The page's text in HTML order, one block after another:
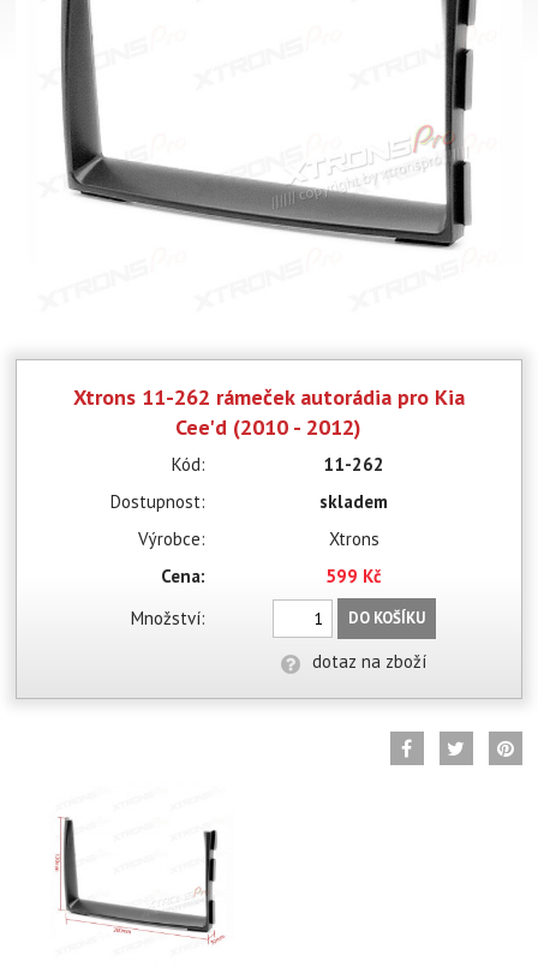
Xtrons 11-262 rámeček autorádia pro Kia
Cee'd (2010 - 2012)
Kód:
11-262
Dostupnost:
skladem
Výrobce:
Xtrons
Cena:
599 Kč
Množství:
DO KOŠÍKU
dotaz na zboží